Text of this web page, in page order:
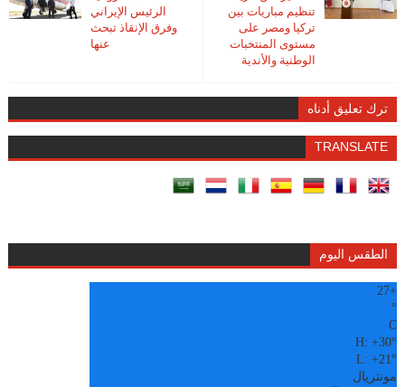
الرئيس الإيراني
وفرق الإنقاذ تبحث
عنها
تنظيم مباريات بين
تركيا ومصر على
مستوى المنتخبات
الوطنية ‏والأندية‎
ترك تعليق أدناه
TRANSLATE
الطقس اليوم
+
27
°
C
H:+30°
L:+21°
مونتريال